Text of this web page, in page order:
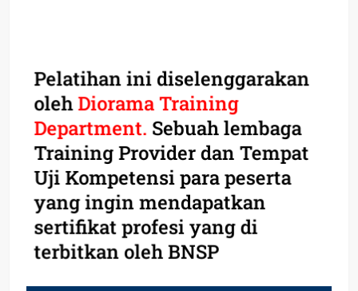
Pelatihan ini diselenggarakan
olehDiorama Training
Department. Sebuah lembaga
Training Provider dan Tempat
Uji Kompetensi para peserta
yang ingin mendapatkan
sertifikat profesi yang di
terbitkan oleh BNSP